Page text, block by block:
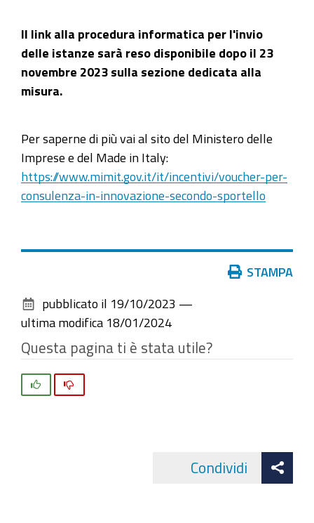
Il link alla procedura informatica per l'invio
delle istanze sarà reso disponibile dopo il 23
novembre 2023 sulla sezione dedicata alla
misura.
Per saperne di più vai al sito del Ministero delle
Imprese e del Made in Italy:
https://www.mimit.gov.it/it/incentivi/voucher-per-
consulenza-in-innovazione-secondo-sportello
documento
STAMPA
pubblicato il 19/10/2023 —
ultima modifica 18/01/2024
Questa pagina ti è stata utile?
Condividi